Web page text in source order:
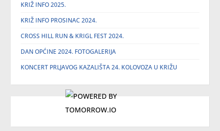
KRIŽ INFO 2025.
KRIŽ INFO PROSINAC 2024.
CROSS HILL RUN & KRIGL FEST 2024.
DAN OPĆINE 2024. FOTOGALERIJA
KONCERT PRLJAVOG KAZALIŠTA 24. KOLOVOZA U KRIŽU